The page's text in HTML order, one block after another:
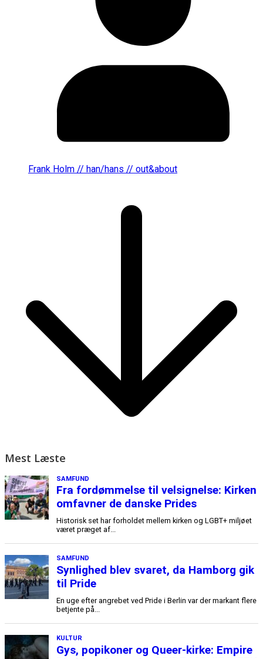
Frank Holm // han/hans // out&about
Mest Læste